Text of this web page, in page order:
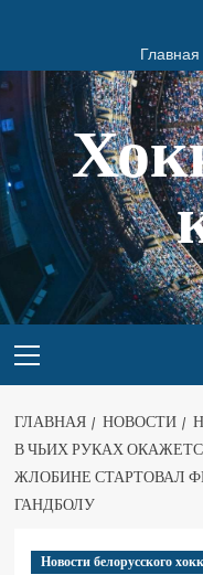
Главная
ГЛАВНАЯ НОВОСТИ
В ЧЬИХ РУКАХ
ЖЛОБИНЕ СТАРТОВАЛ
ГАНДБОЛУ
Новости белорусского